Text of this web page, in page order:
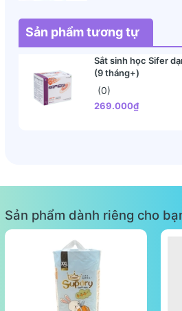
Sản phẩm tương tự
Sắt sinh học Sifer
(9 tháng+)
(0)
269.000₫
Sản phẩm dành riêng cho